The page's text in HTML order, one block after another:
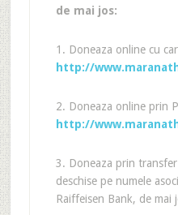
de mai jos:
1. Doneaza online cu
http://
2. Doneaza online prin
http://
3. Doneaza prin
deschise pe numele
Raiffeisen Bank, de mai